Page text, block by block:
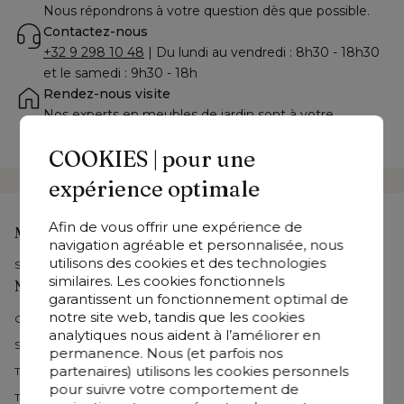
COOKIES | pour une
expérience optimale
Afin de vous offrir une expérience de
navigation agréable et personnalisée, nous
utilisons des cookies et des technologies
similaires. Les cookies fonctionnels
garantissent un fonctionnement optimal de
notre site web, tandis que les cookies
analytiques nous aident à l’améliorer en
permanence. Nous (et parfois nos
partenaires) utilisons les cookies personnels
pour suivre votre comportement de
Nous répondrons à votre question dès que possible.
Contactez-nous
+32 9 298 10 48 | Du lundi au vendredi : 8h30 - 18h30
et le samedi : 9h30 - 18h
Rendez-nous visite
Nos experts en meubles de jardin sont à votre
Nos meubles de jardin
Collections Bristol
Salons de jardin
Table de jardin avec chaises
Tables de jardin
Mon compte
Se connecter